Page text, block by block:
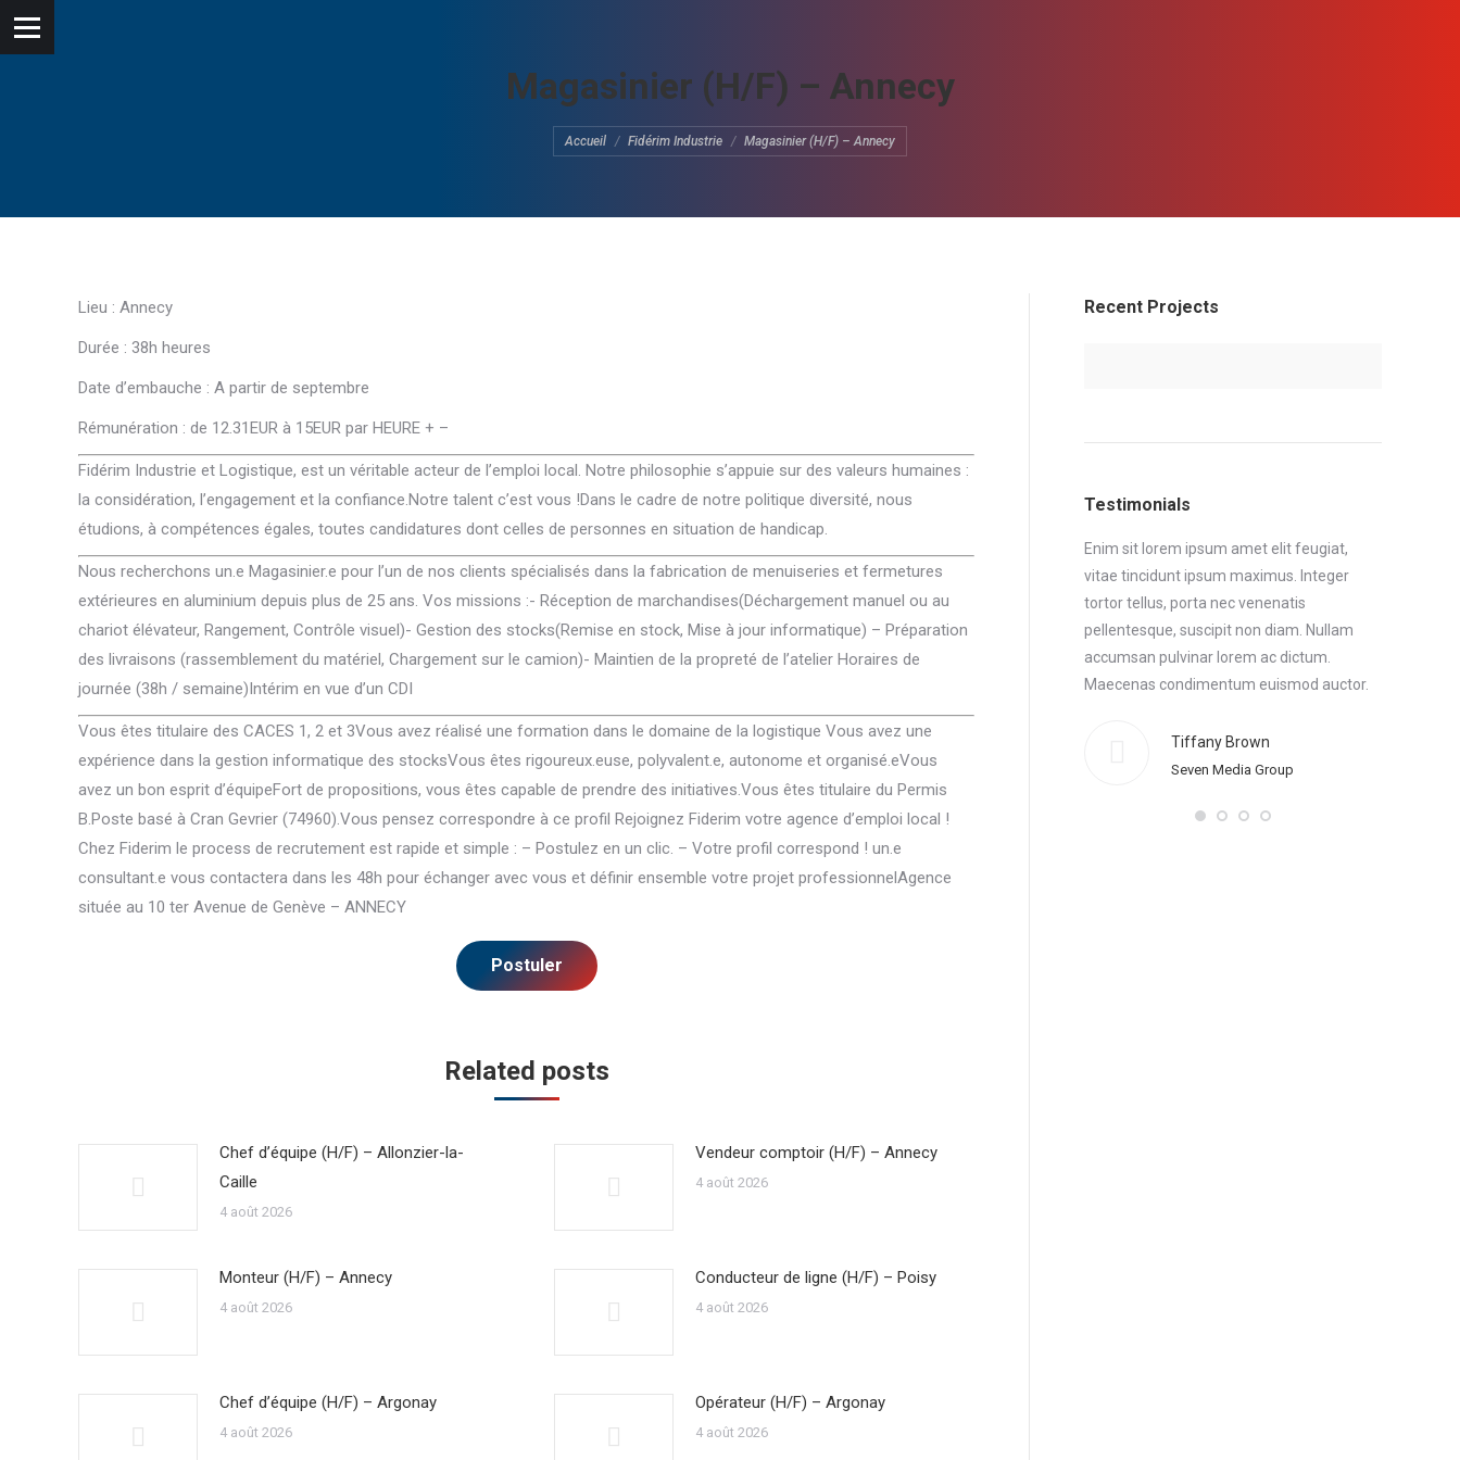
Magasinier (H/F) – Annecy
Vous êtes ici :
Accueil Fidérim Industrie Magasinier (H/F) – Annecy
Lieu : Annecy
Durée : 38h heures
Date d’embauche : A partir de septembre
Rémunération : de 12.31EUR à 15EUR par HEURE + –
Fidérim Industrie et Logistique, est un véritable acteur de l’emploi local. Notre philosophie s’appuie sur des valeurs humaines :
la considération, l’engagement et la confiance.Notre talent c’est vous !Dans le cadre de notre politique diversité, nous
étudions, à compétences égales, toutes candidatures dont celles de personnes en situation de handicap.
Nous recherchons un.e Magasinier.e pour l’un de nos clients spécialisés dans la fabrication de menuiseries et fermetures
extérieures en aluminium depuis plus de 25 ans. Vos missions :- Réception de marchandises(Déchargement manuel ou au
chariot élévateur, Rangement, Contrôle visuel)- Gestion des stocks(Remise en stock, Mise à jour informatique) – Préparation
des livraisons (rassemblement du matériel, Chargement sur le camion)- Maintien de la propreté de l’atelier Horaires de
journée (38h / semaine)Intérim en vue d’un CDI
Vous êtes titulaire des CACES 1, 2 et 3Vous avez réalisé une formation dans le domaine de la logistique Vous avez une
expérience dans la gestion informatique des stocksVous êtes rigoureux.euse, polyvalent.e, autonome et organisé.eVous
avez un bon esprit d’équipeFort de propositions, vous êtes capable de prendre des initiatives.Vous êtes titulaire du Permis
B.Poste basé à Cran Gevrier (74960).Vous pensez correspondre à ce profil Rejoignez Fiderim votre agence d’emploi local !
Chez Fiderim le process de recrutement est rapide et simple : – Postulez en un clic. – Votre profil correspond ! un.e
consultant.e vous contactera dans les 48h pour échanger avec vous et définir ensemble votre projet professionnelAgence
située au 10 ter Avenue de Genève – ANNECY
Related posts
Chef d’équipe (H/F) – Allonzier-la-
Caille
4 août 2026
Vendeur comptoir (H/F) – Annecy
4 août 2026
Monteur (H/F) – Annecy
4 août 2026
Conducteur de ligne (H/F) – Poisy
4 août 2026
Chef d’équipe (H/F) – Argonay
4 août 2026
Opérateur (H/F) – Argonay
4 août 2026
Recent Projects
Testimonials
pellentesque, suscipit non diam. Nullam
accumsan pulvinar lorem ac dictum.
Maecenas condimentum euismod auctor.
Morbi elementum enim sit amet elit
Miriam Blackwood
Seven Beauty Studio
condimentum euismod auctor. Morbi
elementum enim sit amet elit feugiat, vitae
tincidunt nulla. Ulvinar loraecenas
condimentum euismod auctor enim sit
maximus nulla.
Max Freewind
Seven Commerce
Enim sit lorem ipsum amet elit feugiat,
vitae tincidunt ipsum maximus. Integer
tortor tellus, porta nec venenatis
pellentesque, suscipit non diam. Nullam
accumsan pulvinar lorem ac dictum.
Maecenas condimentum euismod auctor.
Tiffany Brown
Seven Media Group